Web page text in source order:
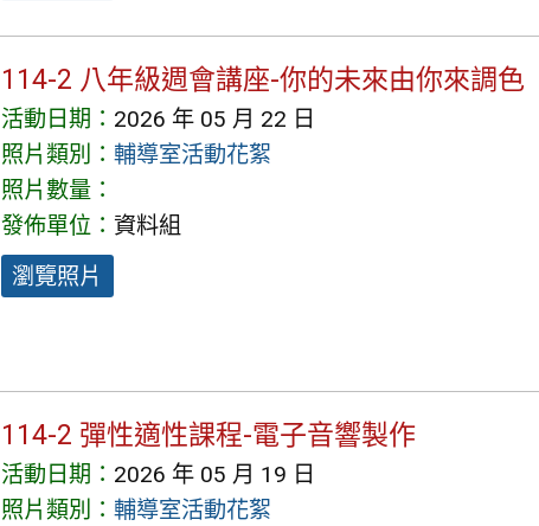
114-2 八年級週會講座-你的未來由你來調色
活動日期： 2026 年 05 月 22 日
照片類別： 輔導室活動花絮
照片數量：
發佈單位： 資料組
瀏覽照片
114-2 彈性適性課程-電子音響製作
活動日期： 2026 年 05 月 19 日
照片類別： 輔導室活動花絮